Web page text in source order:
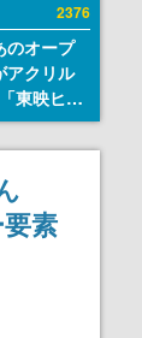
2376
のオープ
アクリル
東映ヒス
コレクシ
旬より発
素